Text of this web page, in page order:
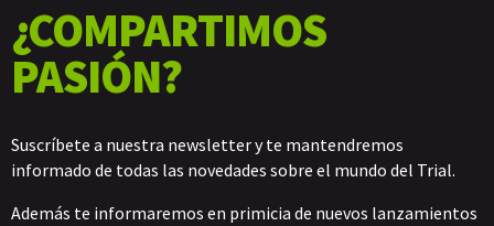
¿COMPARTIMOS
PASIÓN?
Suscríbete a nuestra newsletter y te mantendremos
informado de todas las novedades sobre el mundo del Trial.
Además te informaremos en primicia de nuevos lanzamientos